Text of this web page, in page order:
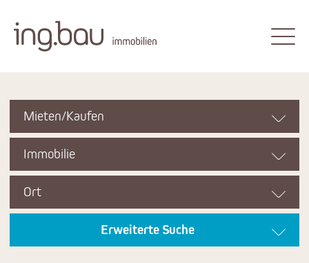
Mieten/Kaufen
Immobilie
Ort
Erweiterte Suche